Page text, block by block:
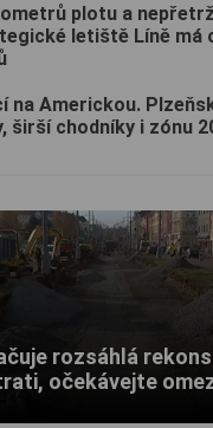
plotu a
letiště Líně má
na Americkou.
širší chodníky i zónu
rozsáhlá
očekávejte